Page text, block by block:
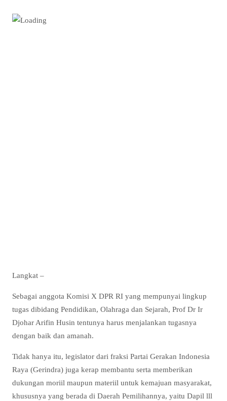
Langkat –
Sebagai anggota Komisi X DPR RI yang mempunyai lingkup
tugas dibidang Pendidikan, Olahraga dan Sejarah, Prof Dr Ir
Djohar Arifin Husin tentunya harus menjalankan tugasnya
dengan baik dan amanah.
Tidak hanya itu, legislator dari fraksi Partai Gerakan Indonesia
Raya (Gerindra) juga kerap membantu serta memberikan
dukungan moriil maupun materiil untuk kemajuan masyarakat,
khususnya yang berada di Daerah Pemilihannya, yaitu Dapil lll